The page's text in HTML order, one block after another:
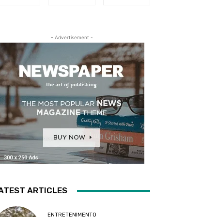
- Advertisement -
ARTICLES
ENTRETENIMENTO